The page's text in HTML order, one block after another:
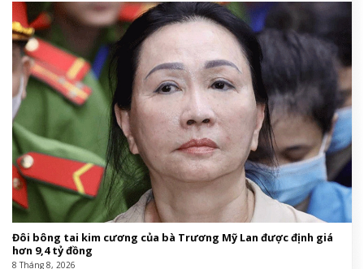
Đôi bông tai kim cương của bà Trương Mỹ Lan được định giá
hơn 9,4 tỷ đồng
8 Tháng 8, 2026